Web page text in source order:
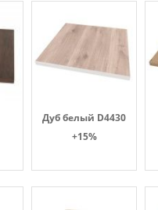
Дуб белый D4430
+15%